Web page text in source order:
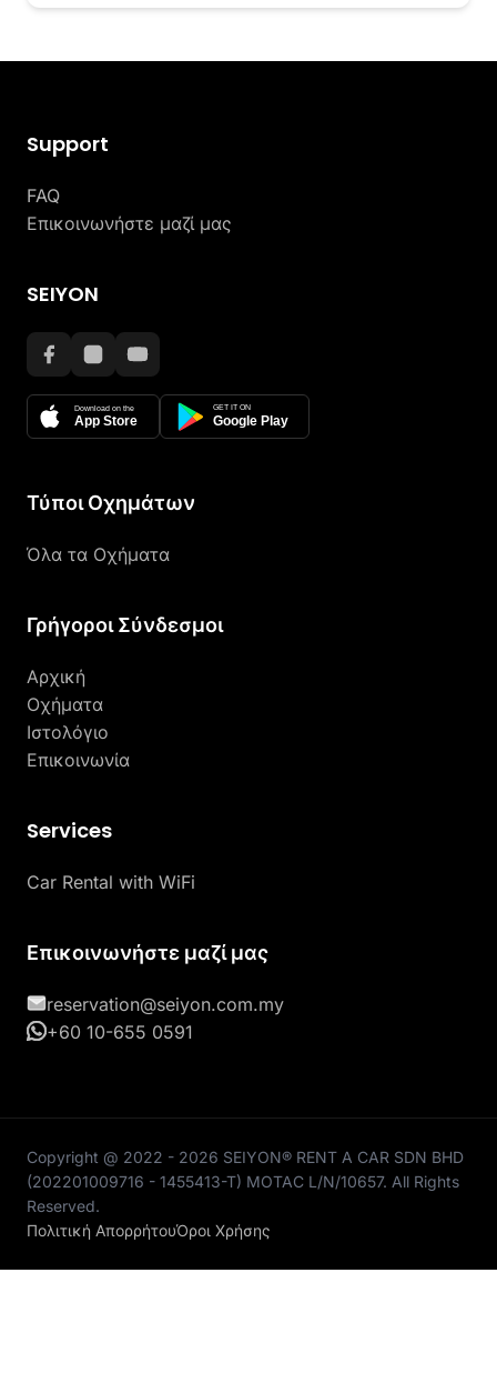
SEIYON
Download on the
App Store
GET IT ON
Google Play
Τύποι Οχημάτων
Όλα τα Οχήματα
Services
Car Rental with WiFi
Γρήγοροι Σύνδεσμοι
Αρχική
Οχήματα
Ιστολόγιο
Επικοινωνία
Support
FAQ
Επικοινωνήστε μαζί μας
Επικοινωνήστε μαζί μας
reservation@seiyon.com.my
+60 10-655 0591
Copyright @ 2022 - 2026 SEIYON® RENT A CAR SDN BHD
(202201009716 - 1455413-T) MOTAC L/N/10657. All Rights
Reserved.
Πολιτική ΑπορρήτουΌροι Χρήσης